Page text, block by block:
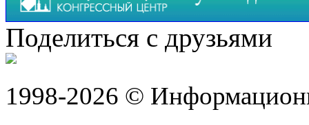
Поделиться с друзьями
1998-2026 ©